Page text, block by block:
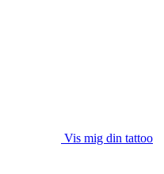
Vis mig din tattoo